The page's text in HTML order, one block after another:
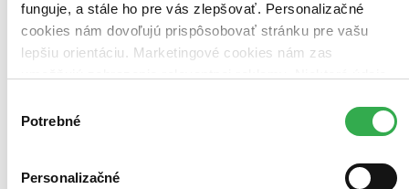
funguje, a stále ho pre vás zlepšovať. Personalizačné
cookies nám dovoľujú prispôsobovať stránku pre vašu
lepšiu orientáciu. Marketingové cookies nám zas
keby sme mohli používať všetky tieto cookies. Ďakujeme!
súhlasu
Potrebné
Personalizačné
Pridať do zoznamu
Vložiť do košíka